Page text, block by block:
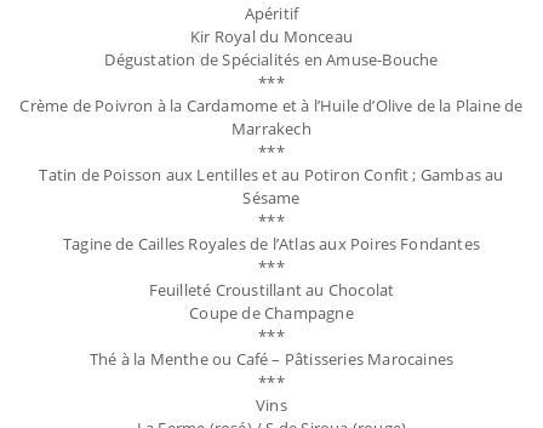
Apéritif
Kir Royal du Monceau
Dégustation de Spécialités en Amuse-Bouche
***
Crème de Poivron à la Cardamome et à l’Huile d’Olive de la Plaine de
Marrakech
***
Tatin de Poisson aux Lentilles et au Potiron Confit ; Gambas au
Sésame
***
Tagine de Cailles Royales de l’Atlas aux Poires Fondantes
***
Feuilleté Croustillant au Chocolat
Coupe de Champagne
***
Thé à la Menthe ou Café – Pâtisseries Marocaines
***
Vins